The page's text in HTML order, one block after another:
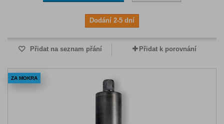
Dodání 2-5 dní
Přidat na seznam přání Přidat k porovnání
ZA MOKRA